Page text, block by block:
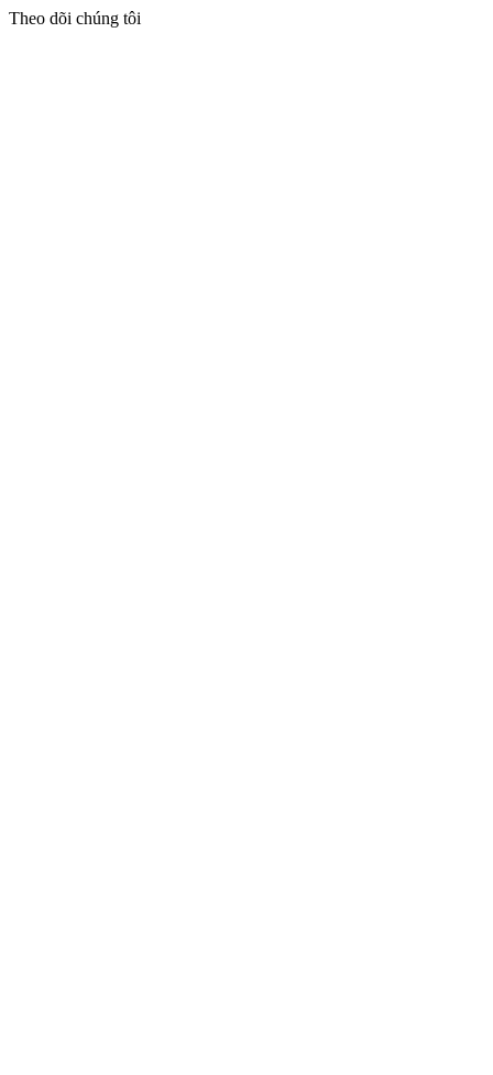
Theo dõi chúng tôi